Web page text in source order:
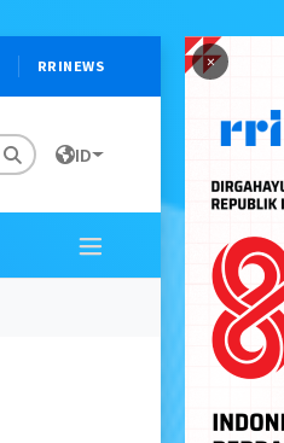
×
RRINEWS
ID